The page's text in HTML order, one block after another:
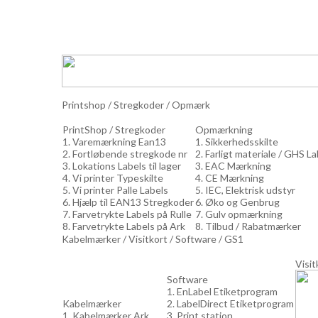
Printshop / Stregkoder / Opmærk
PrintShop / Stregkoder
1. Varemærkning Ean13
2. Fortløbende stregkode nr
3. Lokations Labels til lager
4. Vi printer Typeskilte
5. Vi printer Palle Labels
6. Hjælp til EAN13 Stregkoder
7. Farvetrykte Labels på Rulle
8. Farvetrykte Labels på Ark
Opmærkning
1. Sikkerhedsskilte
2. Farligt materiale / GHS
3. EAC Mærkning
4. CE Mærkning
5. IEC, Elektrisk udstyr
6. Øko og Genbrug
7. Gulv opmærkning
8. Tilbud / Rabatmærker
Kabelmærker / Visitkort / Software / GS1
Kabelmærker
1. Kabelmærker Ark
Software
1. EnLabel Etiketprogram
2. LabelDirect Etiketprogram
3. Print station